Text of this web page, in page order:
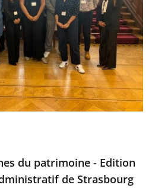
du patrimoine - Edition
de Strasbourg